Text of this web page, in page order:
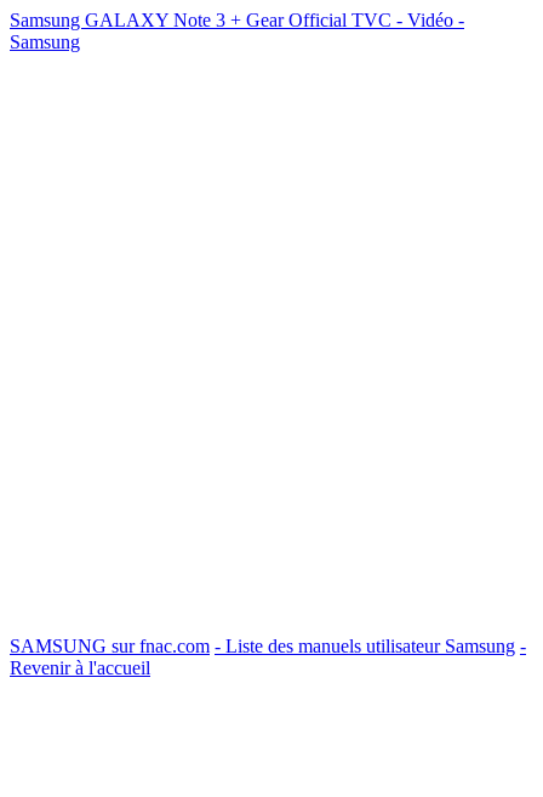
Samsung GALAXY Note 3 + Gear Official TVC - Vidéo -
Samsung
SAMSUNG sur fnac.com - Liste des manuels utilisateur Samsung -
Revenir à l'accueil